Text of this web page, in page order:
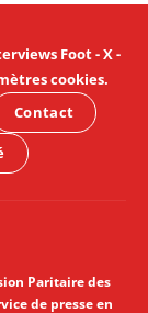
Foot-X-
cookies.
Contact
Paritaire des
de presse en